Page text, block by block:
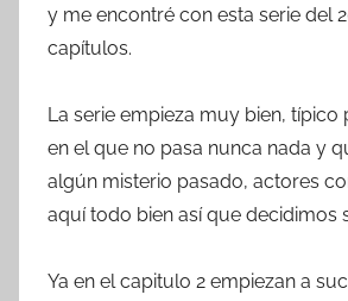
y me encontré con esta serie del
capítulos.
La serie empieza muy bien, típico
en el que no pasa nunca nada y
algún misterio pasado, actores
aquí todo bien así que decidimos
Ya en el capitulo 2 empiezan a